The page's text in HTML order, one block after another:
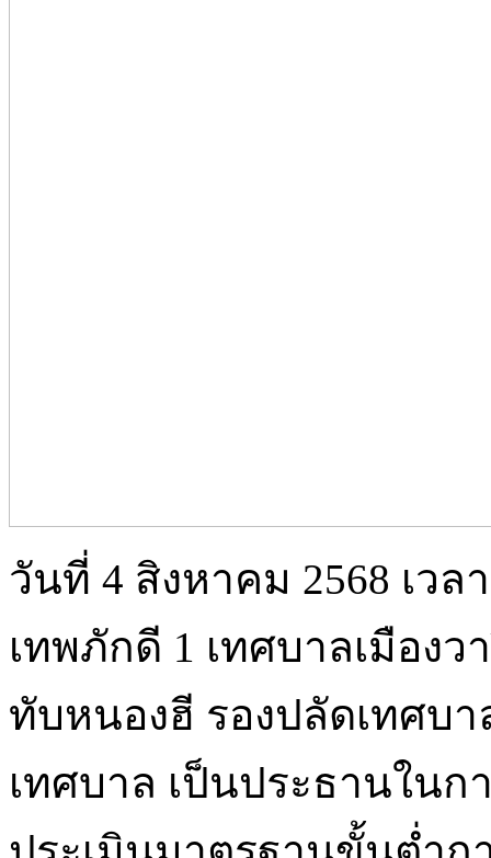
วันที่ 4 สิงหาคม 2568 เว
เทพภักดี 1 เทศบาลเมือง
ทับหนองฮี รองปลัดเทศบ
เทศบาล เป็นประธานใน